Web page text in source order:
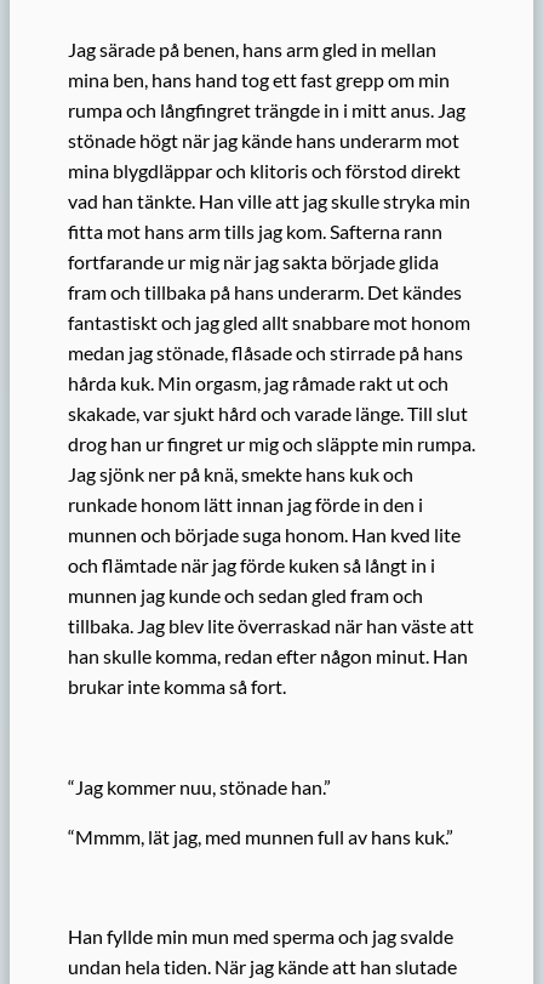
Jag särade på benen, hans arm gled in mellan
mina ben, hans hand tog ett fast grepp om min
rumpa och långfingret trängde in i mitt anus. Jag
stönade högt när jag kände hans underarm mot
mina blygdläppar och klitoris och förstod direkt
vad han tänkte. Han ville att jag skulle stryka min
fitta mot hans arm tills jag kom. Safterna rann
fortfarande ur mig när jag sakta började glida
fram och tillbaka på hans underarm. Det kändes
fantastiskt och jag gled allt snabbare mot honom
medan jag stönade, flåsade och stirrade på hans
hårda kuk. Min orgasm, jag råmade rakt ut och
skakade, var sjukt hård och varade länge. Till slut
drog han ur fingret ur mig och släppte min rumpa.
Jag sjönk ner på knä, smekte hans kuk och
runkade honom lätt innan jag förde in den i
munnen och började suga honom. Han kved lite
och flämtade när jag förde kuken så långt in i
munnen jag kunde och sedan gled fram och
tillbaka. Jag blev lite överraskad när han väste att
han skulle komma, redan efter någon minut. Han
brukar inte komma så fort.
“Jag kommer nuu, stönade han.”
“Mmmm, lät jag, med munnen full av hans kuk.”
Han fyllde min mun med sperma och jag svalde
undan hela tiden. När jag kände att han slutade